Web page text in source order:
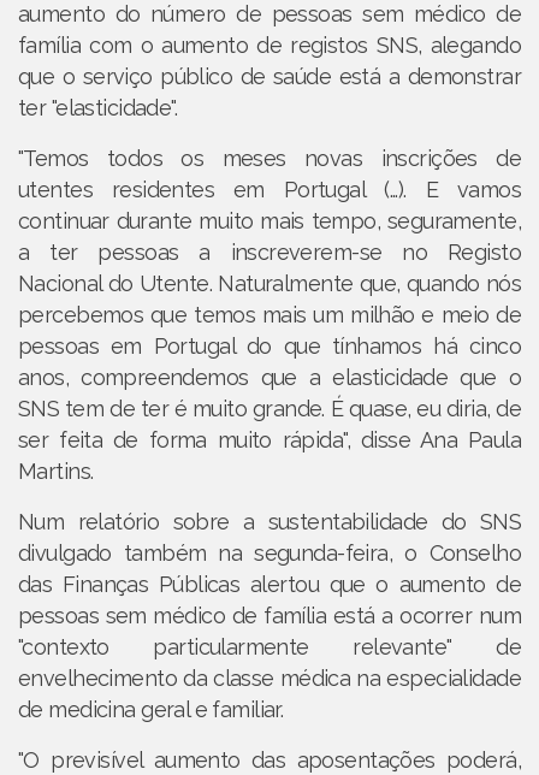
aumento do número de pessoas sem médico de
família com o aumento de registos SNS, alegando
que o serviço público de saúde está a demonstrar
ter "elasticidade".
"Temos todos os meses novas inscrições de
utentes residentes em Portugal (...). E vamos
continuar durante muito mais tempo, seguramente,
a ter pessoas a inscreverem-se no Registo
Nacional do Utente. Naturalmente que, quando nós
percebemos que temos mais um milhão e meio de
pessoas em Portugal do que tínhamos há cinco
anos, compreendemos que a elasticidade que o
SNS tem de ter é muito grande. É quase, eu diria, de
ser feita de forma muito rápida", disse Ana Paula
Martins.
Num relatório sobre a sustentabilidade do SNS
divulgado também na segunda-feira, o Conselho
das Finanças Públicas alertou que o aumento de
pessoas sem médico de família está a ocorrer num
"contexto particularmente relevante" de
envelhecimento da classe médica na especialidade
de medicina geral e familiar.
"O previsível aumento das aposentações poderá,